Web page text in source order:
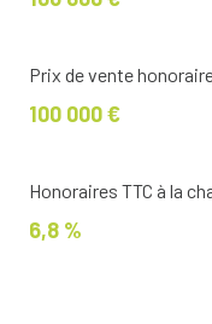
Prix de vente
100 000 €
Honoraires TTC à la
6,8 %